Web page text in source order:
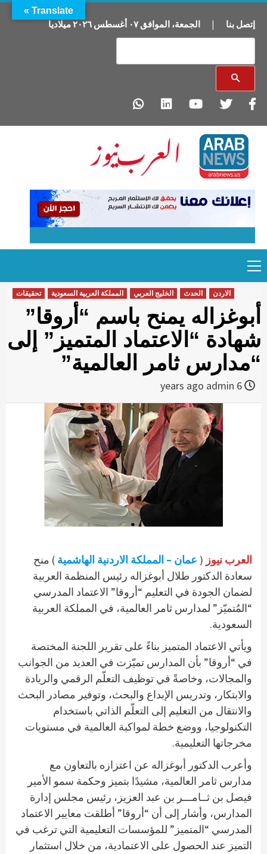
إتصل بنا | الجمعة، الموافق٠٧ أغسطس ٢٠٢٦ميلاديا
to
content
Menu
الاردن الحدث الخليج العربي المملكة العربية السعودية تحقيقات
أبوغزاله يمنح باسم “أروقا”
شهادة “الاعتماد المتميز” إلى
“مدارس ثامر العالمية”
admin
العرب نيوز ( عمان – المملكة الاردنية الهاشمية ) منح
سعادة الدكتور طلال أبوغزاله رئيس المنظمة العربية
لضمان الجودة في التعليم “أروقا” الاعتماد المدرسي
“المُتميّز” لمدارس ثامر العالمية، في المملكة العربية
السعودية.
ويأتي الاعتماد المتميز بناءً على تقرير اللجنة المختصة
في “أروقا” بأن المدارس تميّزت في العديد من الجوانب
والمجالات، وخاصةً في توظيف التعلّم الرقمي والريادة
والابتكار، وتدريس الإبداع والبحث، وتوفير مصادر البحث
والانتقال من التعليم إلى التعلّم الذاتي باستخدام
التكنولوجيا، ووضع خطة لمواكبة العالمية في مستويات
مخرجاتها التعليمية.
وأعرب الدكتور أبوغزاله عن اعتزازه بالتعاون مع
مدارس ثامر العالمية، مشيدًا بتميز وحكمة سمو الأمير
فيصل بن ثــامـــر بن عبد العزيز، رئيس مجلس إدارة
المدارس، وأشار إلى أن “أروقا” أطلقت معايير الاعتماد
المدرسي “المتميز” للمؤسسات التعليمية التي ترغب في
التميز عند الحصول على الاعتمادية، من خلال استثمار
Translate »